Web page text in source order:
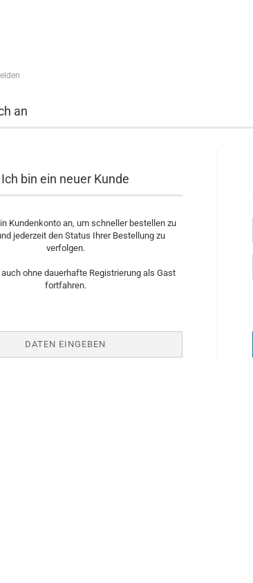
an
Ich bin ein neuer Kunde
Kundenkonto an, um schneller bestellen zu
jederzeit den Status Ihrer Bestellung zu
verfolgen.
ohne dauerhafte Registrierung als Gast
fortfahren.
DATEN EINGEBEN